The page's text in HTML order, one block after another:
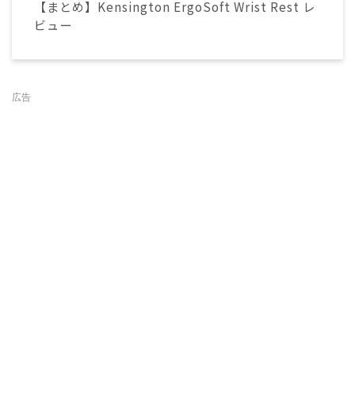
【まとめ】Kensington ErgoSoft Wrist Rest レ
ビュー
広告